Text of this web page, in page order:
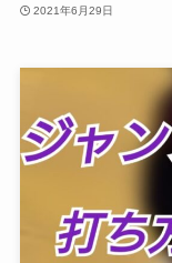
2021年6月29日